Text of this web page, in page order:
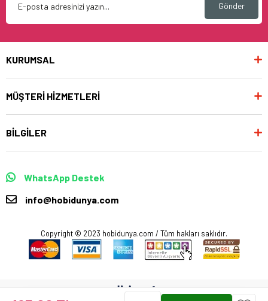
Gönder
KURUMSAL
MÜŞTERİ HİZMETLERİ
BİLGİLER
WhatsApp Destek
info@hobidunya.com
Copyright © 2023 hobidunya.com / Tüm hakları saklıdır.